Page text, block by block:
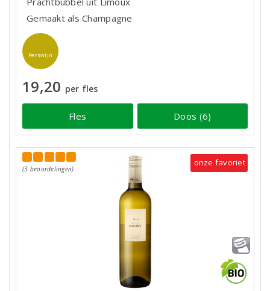
Gemaakt als Champagne
Perswijn
19,20 per fles
Fles Doos (6)
(3 beoordelingen)
onze favoriet